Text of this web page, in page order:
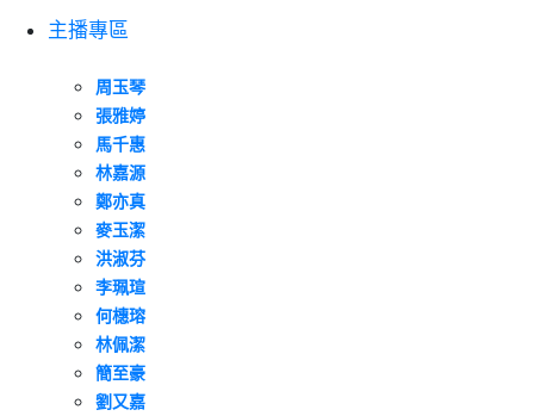
主播專區
周玉琴
張雅婷
馬千惠
林嘉源
鄭亦真
麥玉潔
洪淑芬
李珮瑄
何橞瑢
林佩潔
簡至豪
劉又嘉